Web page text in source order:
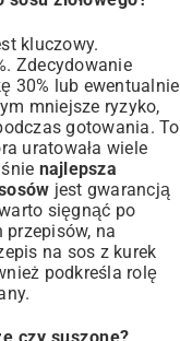
kluczowy.
Zdecydowanie
30% lub ewentualnie
mniejsze ryzyko,
gotowania. To
uratowała wiele
najlepsza
jest gwarancją
sięgnąć po
na
na sos z kurek
podkreśla rolę